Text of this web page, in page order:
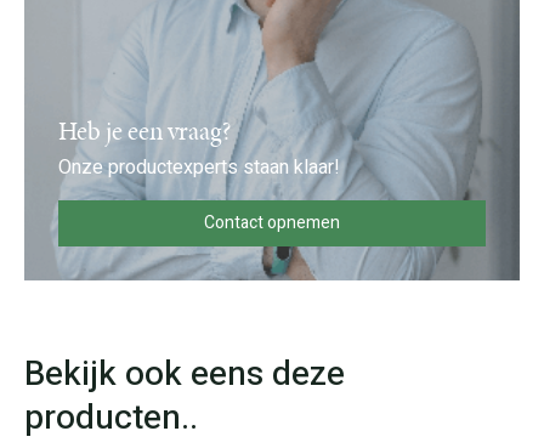
Heb je een vraag?
Onze productexperts staan klaar!
Contact opnemen